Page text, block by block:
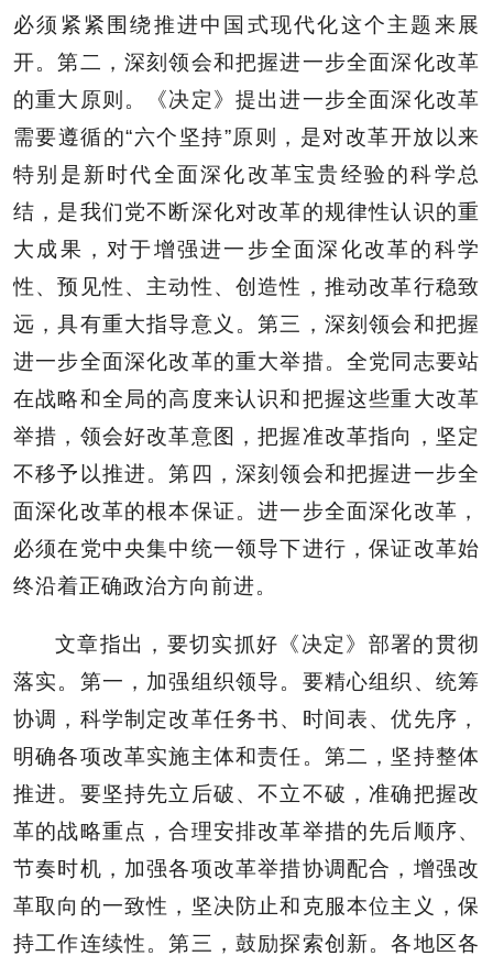
必须紧紧围绕推进中国式现代化这个主题来展
开。第二，深刻领会和把握进一步全面深化改革
的重大原则。《决定》提出进一步全面深化改革
需要遵循的“六个坚持”原则，是对改革开放以来
特别是新时代全面深化改革宝贵经验的科学总
结，是我们党不断深化对改革的规律性认识的重
大成果，对于增强进一步全面深化改革的科学
性、预见性、主动性、创造性，推动改革行稳致
远，具有重大指导意义。第三，深刻领会和把握
进一步全面深化改革的重大举措。全党同志要站
在战略和全局的高度来认识和把握这些重大改革
举措，领会好改革意图，把握准改革指向，坚定
不移予以推进。第四，深刻领会和把握进一步全
面深化改革的根本保证。进一步全面深化改革，
必须在党中央集中统一领导下进行，保证改革始
终沿着正确政治方向前进。
文章指出，要切实抓好《决定》部署的贯彻
落实。第一，加强组织领导。要精心组织、统筹
协调，科学制定改革任务书、时间表、优先序，
明确各项改革实施主体和责任。第二，坚持整体
推进。要坚持先立后破、不立不破，准确把握改
革的战略重点，合理安排改革举措的先后顺序、
节奏时机，加强各项改革举措协调配合，增强改
革取向的一致性，坚决防止和克服本位主义，保
持工作连续性。第三，鼓励探索创新。各地区各